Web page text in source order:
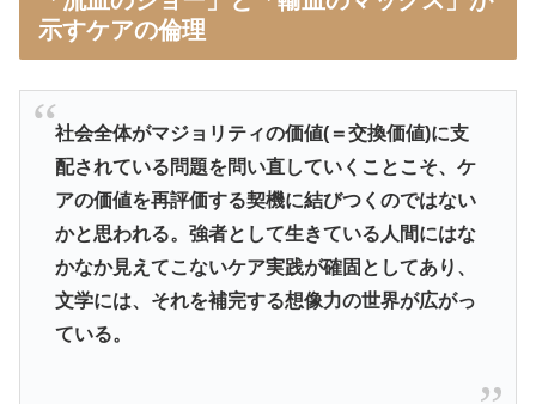
示すケアの倫理
社会全体がマジョリティの価値(＝交換価値)に支
配されている問題を問い直していくことこそ、ケ
アの価値を再評価する契機に結びつくのではない
かと思われる。強者として生きている人間にはな
かなか見えてこないケア実践が確固としてあり、
文学には、それを補完する想像力の世界が広がっ
ている。